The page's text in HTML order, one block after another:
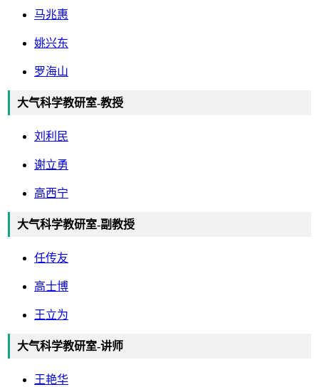
马兆惠
姚兴东
罗海山
大气科学教研室-教授
刘利民
谢立勇
高西宁
大气科学教研室-副教授
任传友
高士博
王立为
大气科学教研室-讲师
王艳华